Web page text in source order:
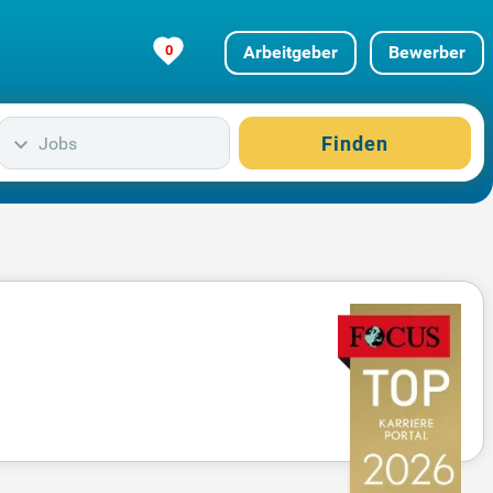
0 Arbeitgeber Bewerber
Jobs Finden